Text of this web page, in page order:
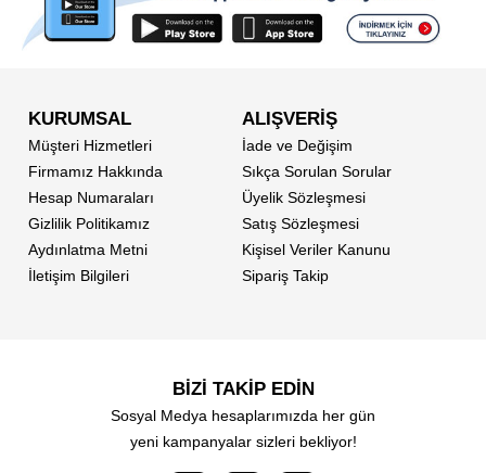
KURUMSAL
Müşteri Hizmetleri
Firmamız Hakkında
Hesap Numaraları
Gizlilik Politikamız
Aydınlatma Metni
İletişim Bilgileri
ALIŞVERİŞ
İade ve Değişim
Sıkça Sorulan Sorular
Üyelik Sözleşmesi
Satış Sözleşmesi
Kişisel Veriler Kanunu
Sipariş Takip
BİZİ TAKİP EDİN
Sosyal Medya hesaplarımızda her gün
yeni kampanyalar sizleri bekliyor!